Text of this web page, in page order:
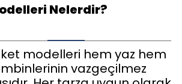
Nelerdir?
modelleri hem yaz hem
vazgeçilmez